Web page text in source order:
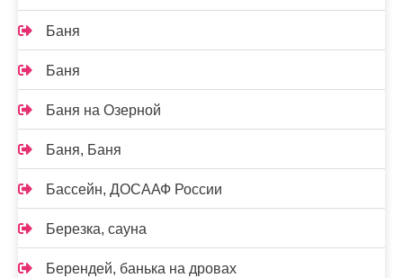
Баня
Баня
Баня на Озерной
Баня, Баня
Бассейн, ДОСААФ России
Березка, сауна
Берендей, банька на дровах